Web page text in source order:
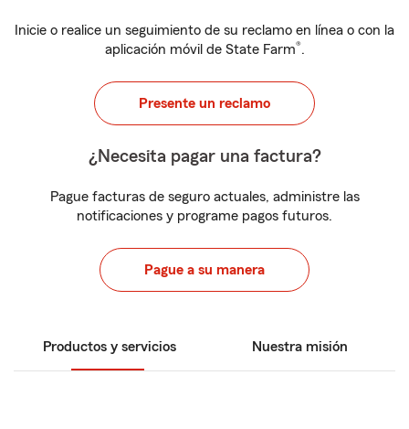
Inicie o realice un seguimiento de su reclamo en línea o con la
aplicación móvil de State Farm®.
Presente un reclamo
¿Necesita pagar una factura?
Pague facturas de seguro actuales, administre las
notificaciones y programe pagos futuros.
Pague a su manera
Productos y servicios Nuestra misión